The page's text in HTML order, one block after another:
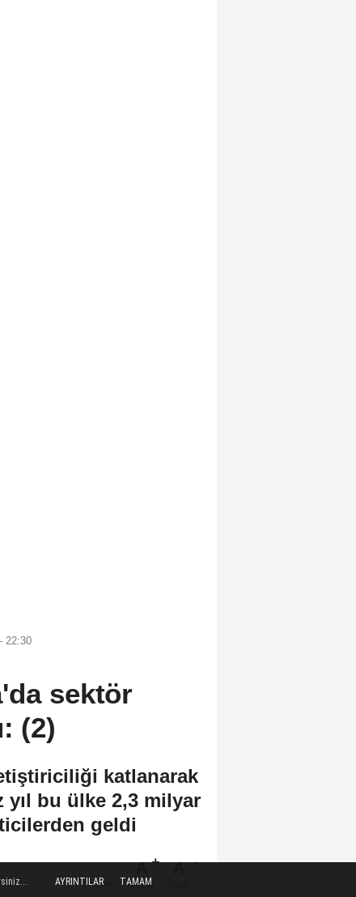
22:30
sektör
(2)
katlanarak
bu ülke 2,3 milyar
geldi
Dinle
A
Büyüt
A
AYRINTILAR TAMAM